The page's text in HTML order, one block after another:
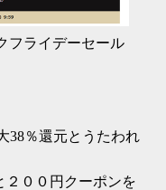
フライデーセール
38％還元とうたわれ
２００円クーポンを